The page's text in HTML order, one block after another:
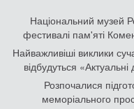
Національний музей
фестивалі пам'яті
Найважливіші виклики
відбудуться
Розпочалися
меморіального